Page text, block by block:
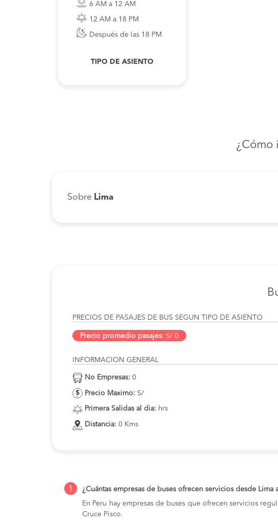
6 AM a 12 AM
12 AM a 18 PM
Después de las 18 PM
TIPO DE ASIENTO
¿Cómo
Sobre Lima
PRECIOS DE PASAJES DE BUS SEGUN TIPO DE ASIENTO
Precio promedio pasajes: S/ 0
INFORMACION GENERAL
No Empresas: 0
Precio Maximo: S/
Primera Salidas al dia: hrs
Distancia: 0 Kms
1
¿Cuántas empresas de buses ofrecen servicios desde Lima
En Peru hay empresas de buses que ofrecen servicios
Cruce Pisco.